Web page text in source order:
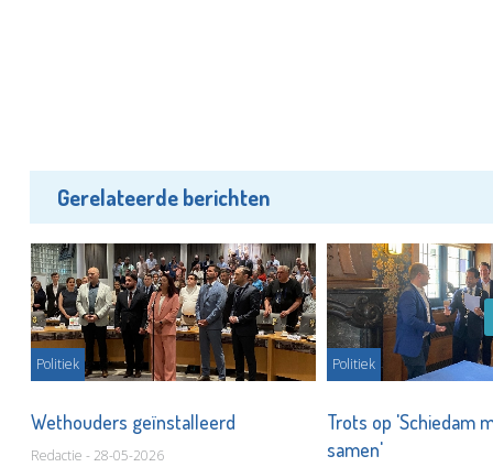
Gerelateerde berichten
Politiek
Wethouders geïnstalleerd
Redactie - 28-05-2026
Politiek
Trots op 'Schiedam
samen'